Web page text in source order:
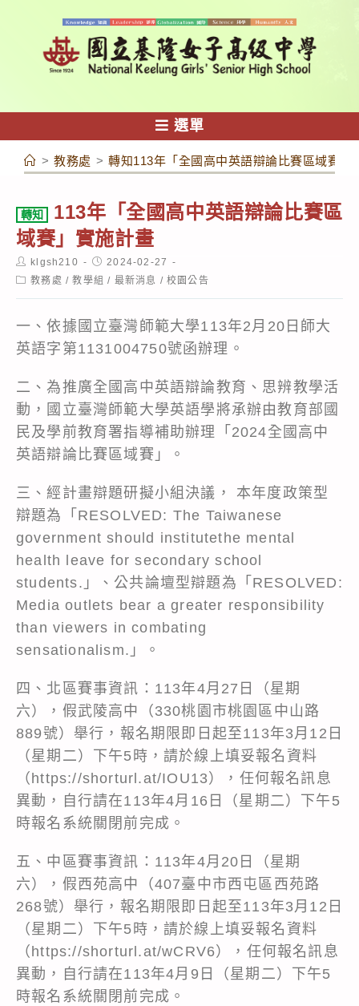
容
選單
> 教務處 > 轉知113年「全國高中英語辯論比賽區域賽」
轉知
113年「全國高中英語辯論比賽區
域賽」實施計畫
Post
author:
klgsh210
Post
published:
2024-02-27
Post教務處 / 教學組 / 最新消息 / 校園公告
一、依據國立臺灣師範大學113年2月20日師大
英語字第1131004750號函辦理。
二、為推廣全國高中英語辯論教育、思辨教學活
動，國立臺灣師範大學英語學將承辦由教育部國
民及學前教育署指導補助辦理「2024全國高中
英語辯論比賽區域賽」。
三、經計畫辯題研擬小組決議， 本年度政策型
辯題為「RESOLVED: The Taiwanese
government should institutethe mental
health leave for secondary school
students.」、公共論壇型辯題為「RESOLVED:
Media outlets bear a greater responsibility
than viewers in combating
sensationalism.」。
四、北區賽事資訊：113年4月27日（星期
六），假武陵高中（330桃園市桃園區中山路
889號）舉行，報名期限即日起至113年3月12日
（星期二）下午5時，請於線上填妥報名資料
（https://shorturl.at/IOU13），任何報名訊息
異動，自行請在113年4月16日（星期二）下午5
時報名系統關閉前完成。
五、中區賽事資訊：113年4月20日（星期
六），假西苑高中（407臺中市西屯區西苑路
268號）舉行，報名期限即日起至113年3月12日
（星期二）下午5時，請於線上填妥報名資料
（https://shorturl.at/wCRV6），任何報名訊息
異動，自行請在113年4月9日（星期二）下午5
時報名系統關閉前完成。